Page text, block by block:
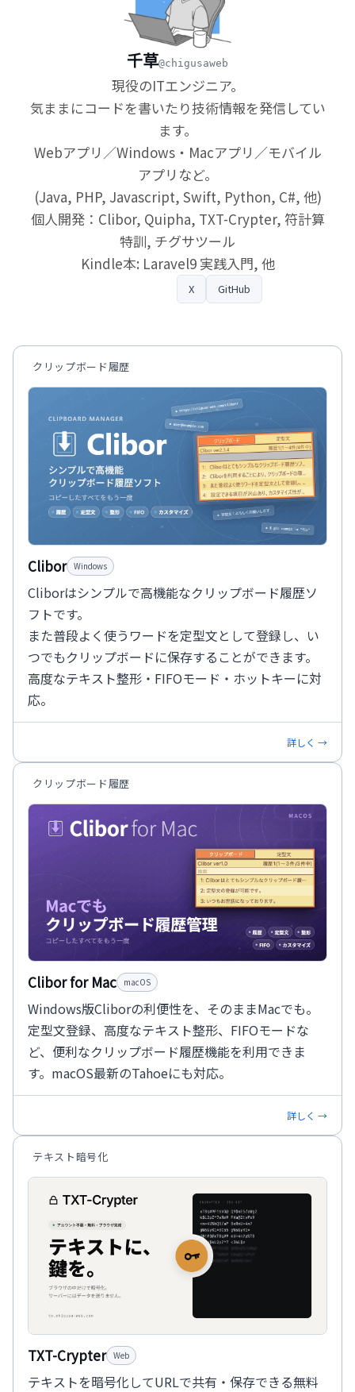
千草@chigusaweb
現役のITエンジニア。
気ままにコードを書いたり技術情報を発信してい
ます。
Webアプリ／Windows・Macアプリ／モバイル
アプリなど。
(Java, PHP, Javascript, Swift, Python, C#, 他)
個人開発：Clibor, Quipha, TXT-Crypter, 符計算
特訓, チグサツール
Kindle本: Laravel9 実践入門, 他
X GitHub
クリップボード履歴
Clibor Windows
Cliborはシンプルで高機能なクリップボード履歴ソ
フトです。
また普段よく使うワードを定型文として登録し、い
つでもクリップボードに保存することができます。
高度なテキスト整形・FIFOモード・ホットキーに対
応。
詳しく →
クリップボード履歴
Clibor for Mac macOS
Windows版Cliborの利便性を、そのままMacでも。
定型文登録、高度なテキスト整形、FIFOモードな
ど、便利なクリップボード履歴機能を利用できま
す。macOS最新のTahoeにも対応。
詳しく →
テキスト暗号化
TXT-Crypter Web
テキストを暗号化してURLで共有・保存できる無料